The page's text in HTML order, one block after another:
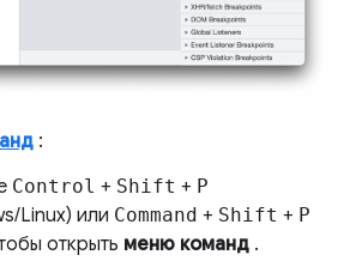
:
Control + Shift + P
Linux) или Command + Shift + P
открыть меню команд .